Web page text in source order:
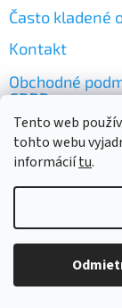
Tento web
tohto webu
informáciítu.
Často kladené
Kontakt
Obchodné
GDPR
Copyright